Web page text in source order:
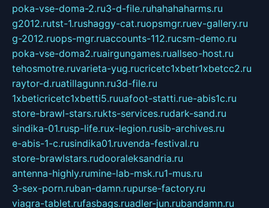
poka-vse-doma-2.ru3-d-file.ruhahahaharms.ru
g2012.rutst-1.rushaggy-cat.ruopsmgr.ruev-gallery.ru
g-2012.ruops-mgr.ruaccounts-112.rucsm-demo.ru
poka-vse-doma2.ruairgungames.ruallseo-host.ru
tehosmotre.ruvarieta-yug.rucricetc1xbetr1xbetcc2.ru
raytor-d.ruatillagunn.ru3d-file.ru
1xbeticricetc1xbetti5.ruuafoot-statti.rue-abis1c.ru
store-brawl-stars.rukts-services.rudark-sand.ru
sindika-01.rusp-life.rux-legion.rusib-archives.ru
e-abis-1-c.rusindika01.ruvenda-festival.ru
store-brawlstars.rudooraleksandria.ru
antenna-highly.rumine-lab-msk.ru1-mus.ru
3-sex-porn.ruban-damn.rupurse-factory.ru
viagra-tablet.rufasbags.ruadler-jun.rubandamn.ru